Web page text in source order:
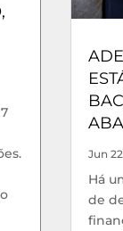
Jun
Há
de